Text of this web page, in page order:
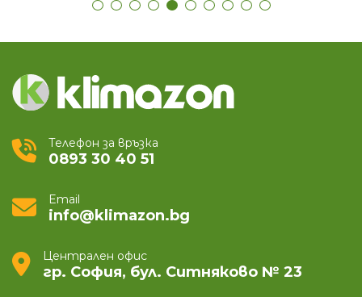
Телефон за връзка
0893 30 40 51
Email
info@klimazon.bg
Централен офис
гр. София, бул. Ситняково № 23